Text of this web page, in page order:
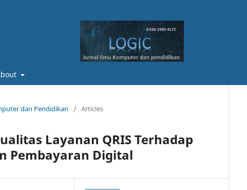
dan Pendidikan / Articles
Layanan QRIS Terhadap
Pembayaran Digital